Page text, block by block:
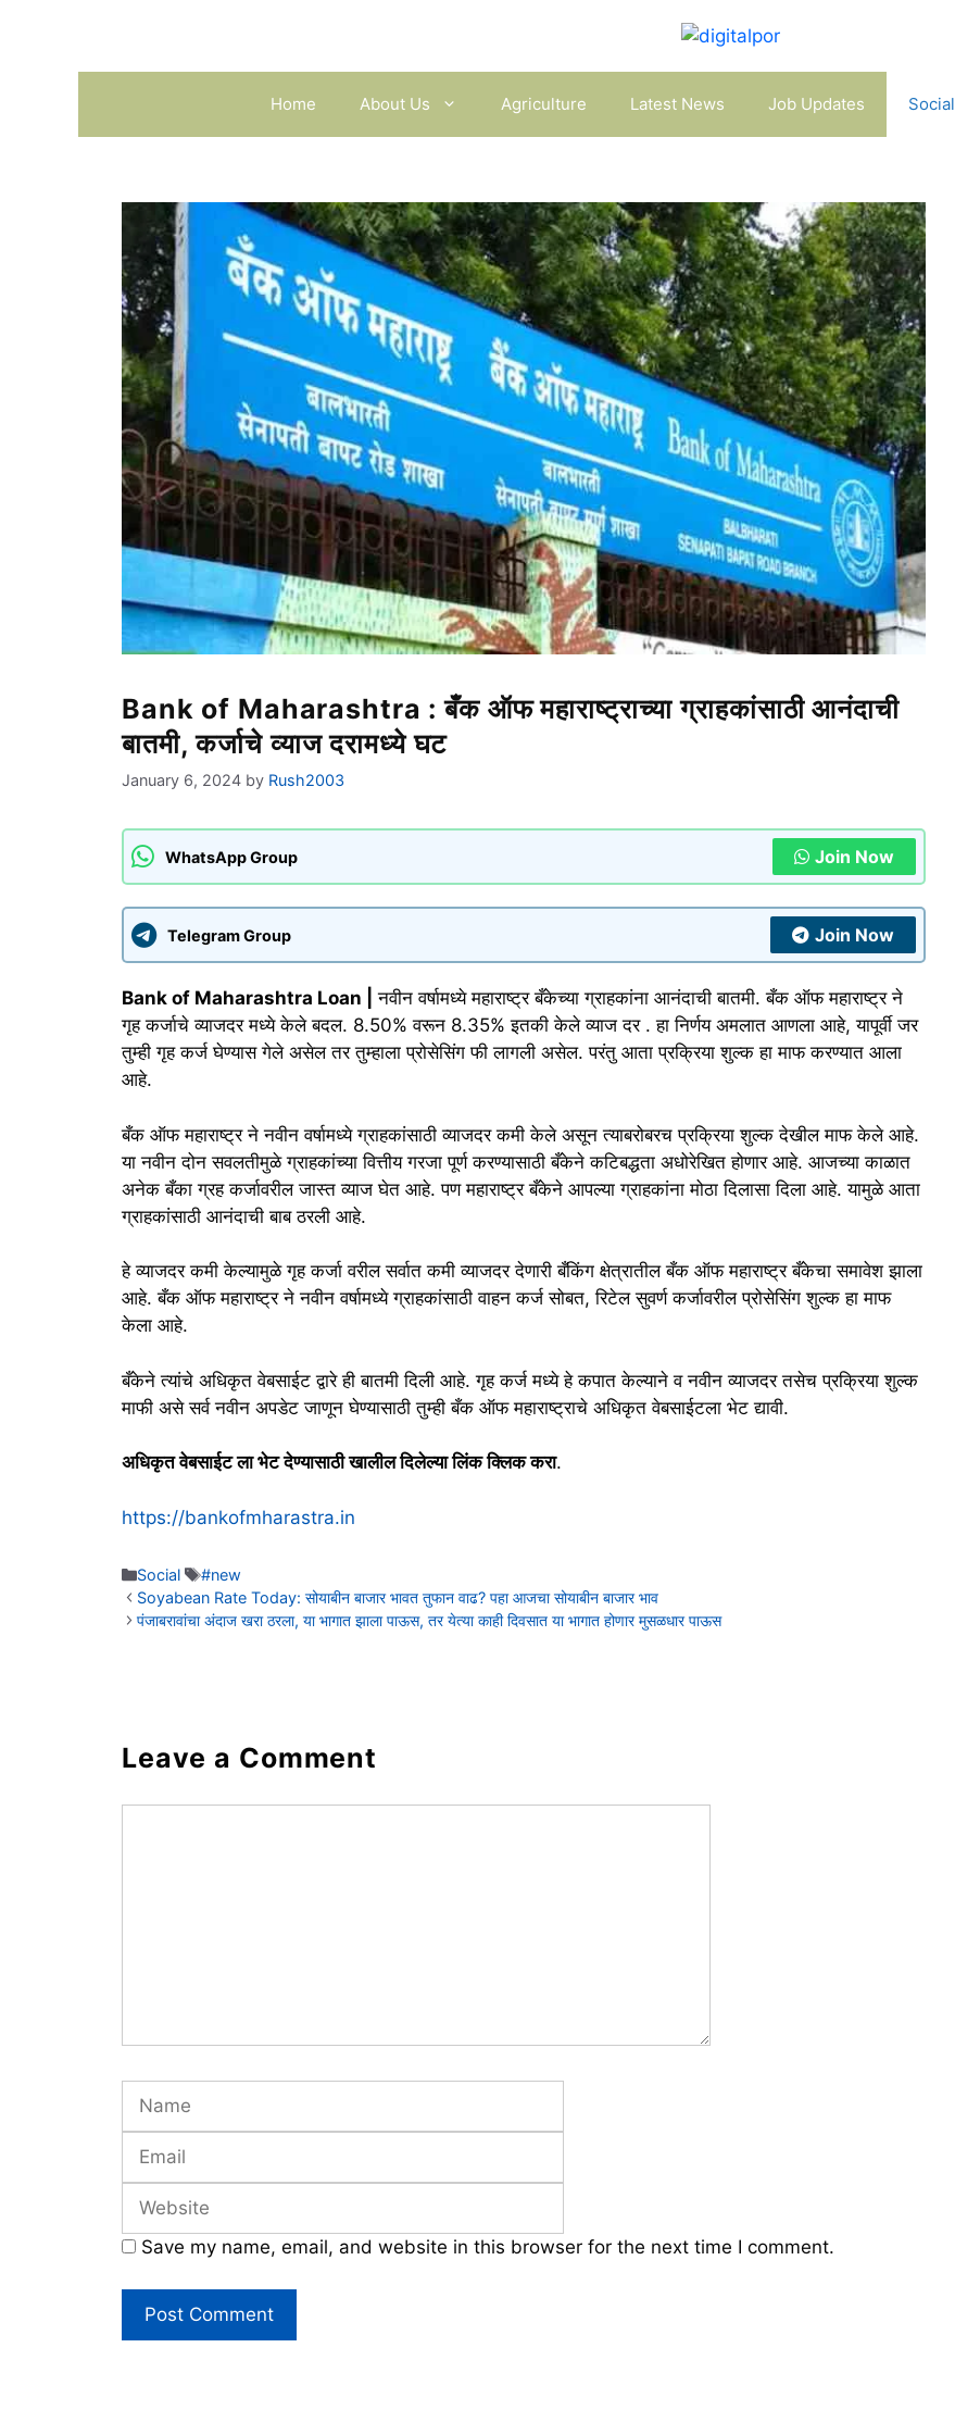
Home About Us Agriculture Latest News Job Updates Social
Bank of Maharashtra : बँक ऑफ महाराष्ट्राच्या ग्राहकांसाठी आनंदाची
बातमी, कर्जाचे व्याज दरामध्ये घट
January 6, 2024 by Rush2003
WhatsApp Group Join Now
Telegram Group Join Now
Bank of Maharashtra Loan |
नवीन वर्षामध्ये महाराष्ट्र बँकेच्या ग्राहकांना आनंदाची बातमी. बँक ऑफ महाराष्ट्र ने
गृह कर्जाचे व्याजदर मध्ये केले बदल. 8.50% वरून 8.35% इतकी केले व्याज दर . हा निर्णय अमलात आणला आहे, यापूर्वी जर
तुम्ही गृह कर्ज घेण्यास गेले असेल तर तुम्हाला प्रोसेसिंग फी लागली असेल. परंतु आता प्रक्रिया शुल्क हा माफ करण्यात आला
आहे.
बँक ऑफ महाराष्ट्र ने नवीन वर्षामध्ये ग्राहकांसाठी व्याजदर कमी केले असून त्याबरोबरच प्रक्रिया शुल्क देखील माफ केले आहे.
या नवीन दोन सवलतीमुळे ग्राहकांच्या वित्तीय गरजा पूर्ण करण्यासाठी बँकेने कटिबद्धता अधोरेखित होणार आहे. आजच्या काळात
अनेक बँका ग्रह कर्जावरील जास्त व्याज घेत आहे. पण महाराष्ट्र बँकेने आपल्या ग्राहकांना मोठा दिलासा दिला आहे. यामुळे आता
ग्राहकांसाठी आनंदाची बाब ठरली आहे.
हे व्याजदर कमी केल्यामुळे गृह कर्जा वरील सर्वात कमी व्याजदर देणारी बँकिंग क्षेत्रातील बँक ऑफ महाराष्ट्र बँकेचा समावेश झाला
आहे. बँक ऑफ महाराष्ट्र ने नवीन वर्षामध्ये ग्राहकांसाठी वाहन कर्ज सोबत, रिटेल सुवर्ण कर्जावरील प्रोसेसिंग शुल्क हा माफ
केला आहे.
बँकेने त्यांचे अधिकृत वेबसाईट द्वारे ही बातमी दिली आहे. गृह कर्ज मध्ये हे कपात केल्याने व नवीन व्याजदर तसेच प्रक्रिया शुल्क
माफी असे सर्व नवीन अपडेट जाणून घेण्यासाठी तुम्ही बँक ऑफ महाराष्ट्राचे अधिकृत वेबसाईटला भेट द्यावी.
अधिकृत वेबसाईट ला भेट देण्यासाठी खालील दिलेल्या लिंक क्लिक करा.
https://bankofmharastra.in
Categories
Social
Tags
#new
Soyabean Rate Today: सोयाबीन बाजार भावत तुफान वाढ? पहा आजचा सोयाबीन बाजार भाव
Name
Email
Save my name, email, and website in this browser for the next time I comment.